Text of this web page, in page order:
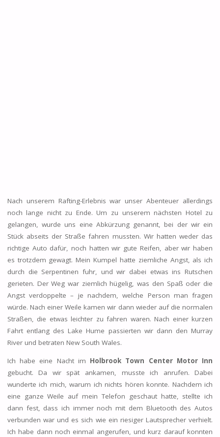
Nach unserem Rafting-Erlebnis war unser Abenteuer allerdings
noch lange nicht zu Ende. Um zu unserem nächsten Hotel zu
gelangen, wurde uns eine Abkürzung genannt, bei der wir ein
Stück abseits der Straße fahren mussten. Wir hatten weder das
richtige Auto dafür, noch hatten wir gute Reifen, aber wir haben
es trotzdem gewagt. Mein Kumpel hatte ziemliche Angst, als ich
durch die Serpentinen fuhr, und wir dabei etwas ins Rutschen
gerieten. Der Weg war ziemlich hügelig, was den Spaß oder die
Angst verdoppelte – je nachdem, welche Person man fragen
würde. Nach einer Weile kamen wir dann wieder auf die normalen
Straßen, die etwas leichter zu fahren waren. Nach einer kurzen
Fahrt entlang des Lake Hume passierten wir dann den Murray
River und betraten New South Wales.
Ich habe eine Nacht im Holbrook Town Center Motor Inn
gebucht. Da wir spät ankamen, musste ich anrufen. Dabei
wunderte ich mich, warum ich nichts hören konnte. Nachdem ich
eine ganze Weile auf mein Telefon geschaut hatte, stellte ich
dann fest, dass ich immer noch mit dem Bluetooth des Autos
verbunden war und es sich wie ein riesiger Lautsprecher verhielt.
Ich habe dann noch einmal angerufen, und kurz darauf konnten